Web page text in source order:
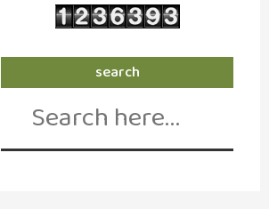
search
Search